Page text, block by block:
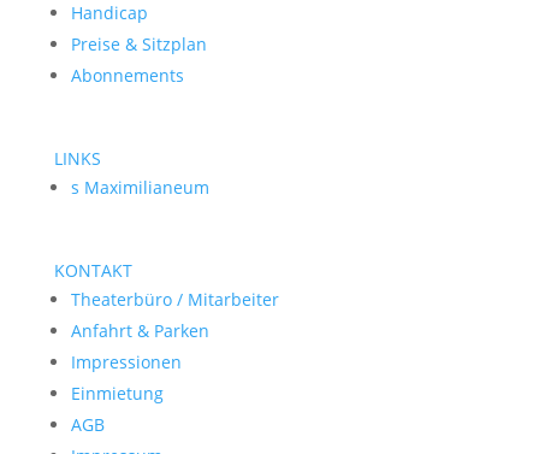
Handicap
Preise & Sitzplan
Abonnements
LINKS
s Maximilianeum
KONTAKT
Theaterbüro / Mitarbeiter
Anfahrt & Parken
Impressionen
Einmietung
AGB